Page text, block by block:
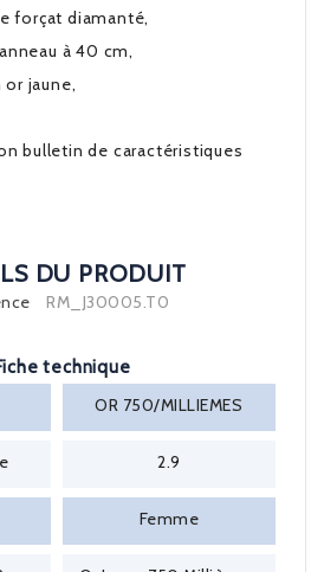
forçat diamanté,
à 40 cm,
jaune,
bulletin de caractéristiques
DU PRODUIT
RM_J30005.T0
technique
OR 750/MILLIEMES
2.9
Femme